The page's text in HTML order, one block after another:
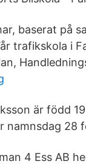
baserat på
trafikskola i
är född
namnsdag 28
4 Ess AB